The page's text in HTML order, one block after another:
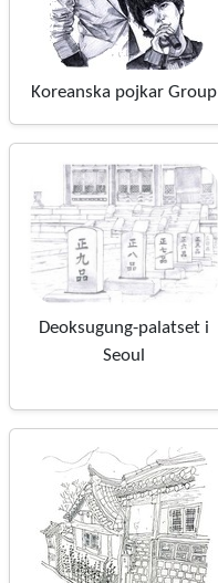
Koreanska pojkar Group
Deoksugung-palatset i
Seoul